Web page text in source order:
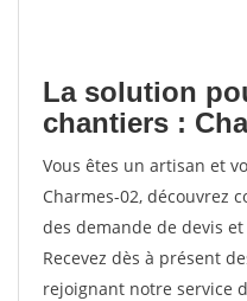
La solution
chantiers :
Vous êtes un artisan et
Charmes-02, découvrez
des demande de devis
Recevez dès à présent
rejoignant notre service